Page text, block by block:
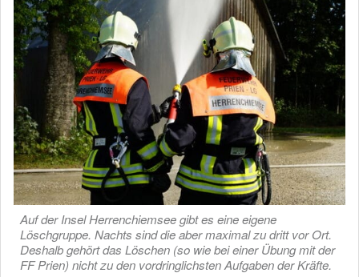
Auf der Insel Herrenchiemsee gibt es eine eigene
Löschgruppe. Nachts sind die aber maximal zu dritt vor Ort.
Deshalb gehört das Löschen (so wie bei einer Übung mit der
FF Prien) nicht zu den vordringlichsten Aufgaben der Kräfte.